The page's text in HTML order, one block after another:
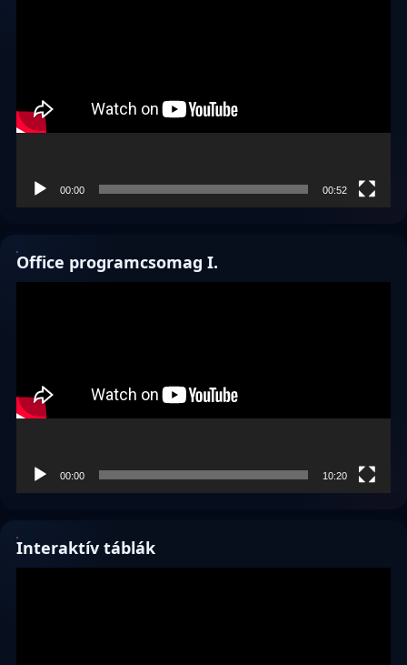
00:00 00:52
Office programcsomag I.
00:00 10:20
Interaktív táblák